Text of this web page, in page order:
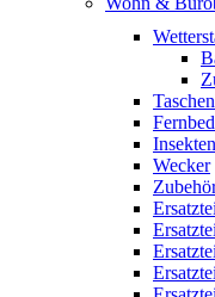
Wecker